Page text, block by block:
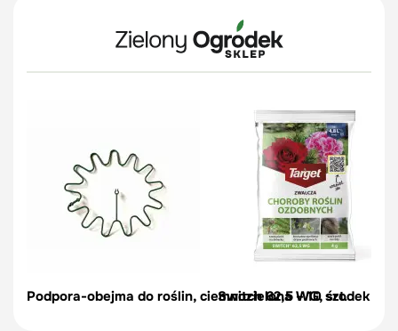
Podpora-obejma do roślin, ciemnozielona – 10 szt.
Switch 62,5 WG, środek